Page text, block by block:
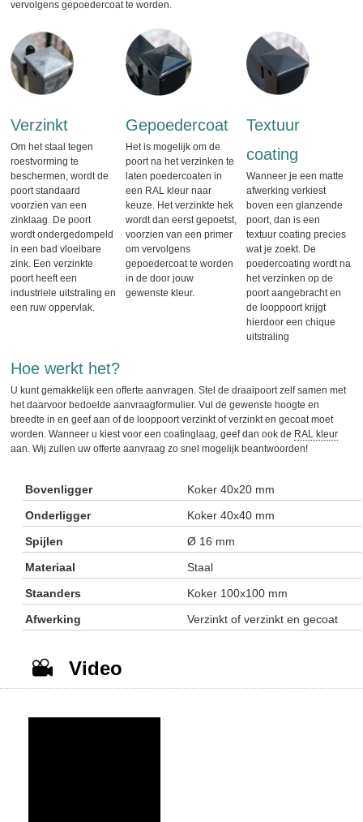
vervolgens gepoedercoat te worden.
Verzinkt
Om het staal tegen
roestvorming te
beschermen, wordt de
poort standaard
voorzien van een
zinklaag. De poort
wordt ondergedompeld
in een bad vloeibare
zink. Een verzinkte
poort heeft een
industriele uitstraling en
een ruw oppervlak.
Gepoedercoat
Het is mogelijk om de
poort na het verzinken te
laten poedercoaten in
een RAL kleur naar
keuze. Het verzinkte hek
wordt dan eerst gepoetst,
voorzien van een primer
om vervolgens
gepoedercoat te worden
in de door jouw
gewenste kleur.
Textuur
coating
Wanneer je een matte
afwerking verkiest
boven een glanzende
poort, dan is een
textuur coating precies
wat je zoekt. De
poedercoating wordt na
het verzinken op de
poort aangebracht en
de looppoort krijgt
hierdoor een chique
uitstraling
Hoe werkt het?
U kunt gemakkelijk een offerte aanvragen. Stel de draaipoort zelf samen met
het daarvoor bedoelde aanvraagformulier. Vul de gewenste hoogte en
breedte in en geef aan of de looppoort verzinkt of verzinkt en gecoat moet
worden. Wanneer u kiest voor een coatinglaag, geef dan ook de RAL kleur
aan. Wij zullen uw offerte aanvraag zo snel mogelijk beantwoorden!
Bovenligger
Koker 40x20 mm
Onderligger
Koker 40x40 mm
Spijlen
Ø 16 mm
Materiaal
Staal
Staanders
Koker 100x100 mm
Afwerking
Verzinkt of verzinkt en gecoat
Video